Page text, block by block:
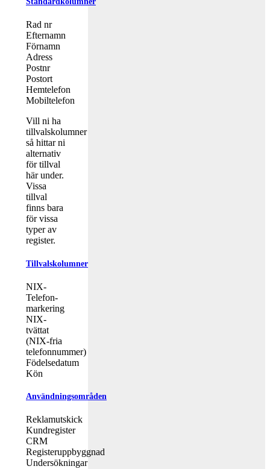
Rad nr
Efternamn
Förnamn
Adress
Postnr
Postort
Hemtelefon
Mobiltelefon
Vill ni ha
tillvalskolumner
så hittar ni
alternativ
för tillval
här under.
Vissa
tillval
finns bara
för vissa
typer av
register.
Tillvalskolumner
NIX-
Telefon-
markering
NIX-
tvättat
(NIX-fria
telefonnummer)
Födelsedatum
Kön
Användningsområden
Reklamutskick
Kundregister
CRM
Registeruppbyggnad
Undersökningar